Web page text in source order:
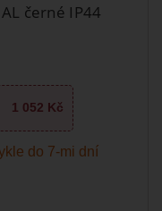
černé IP44
1 052 Kč
do 7-mi dní